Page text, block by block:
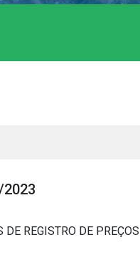
2023
REGISTRO DE PREÇOS